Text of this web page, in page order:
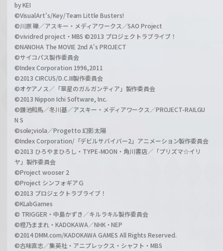
by KEI
©VisualArt's/Key/Team Little Busters!
©川原 礫／アスキー・メディアワークス／SAO Project
©vividred project・MBS ©2013 プロジェクトラブライブ！
©NANOHA The MOVIE 2nd A's PROJECT
©サイコパス製作委員会
©Index Corporation 1996,2011
©2013 CIRCUS/D.C.III製作委員会
©オケアノス／「翠星のガルガンティア」製作委員会
©2013 Nippon Ichi Software, Inc.
©鎌池和馬／冬川基／アスキー・メディアワークス／PROJECT-RAILGU
N S
©sole;viola／Progetto 幻影太陽
©Index Corporation/「デビルサバイバー2」アニメーション製作委員会
©2013 ひろやまひろし・TYPE-MOON・角川書店／「プリズマ☆イリ
ヤ」製作委員会
©Project wooser 2
©Project シンフォギアＧ
©2013 プロジェクトラブライブ！
©KLabGames
© TRIGGER・中島かずき／キルラキル製作委員会
©橙乃ままれ・KADOKAWA／NHK・NEP
©2014 DMM.com/KADOKAWA GAMES All Rights Reserved.
©古味直志／集英社・アニプレックス・シャフト・MBS